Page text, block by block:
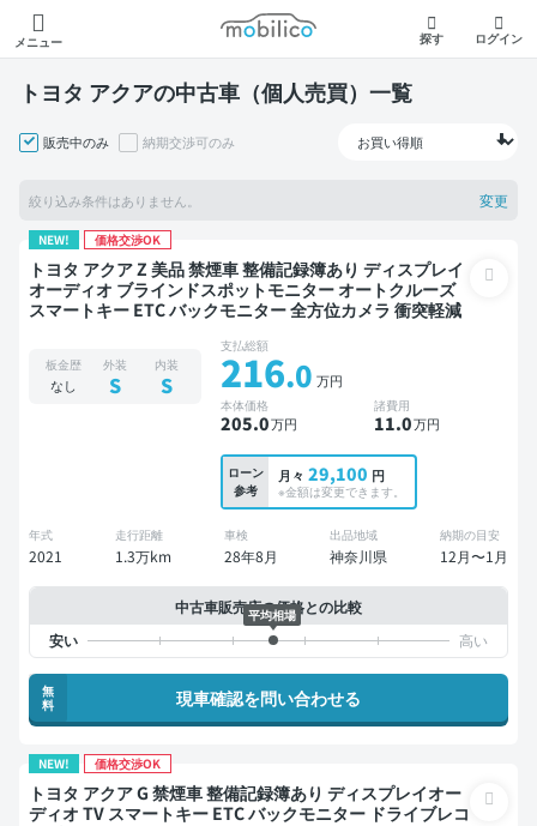
メニュー
モビリコ
探す ログイン
トヨタ アクアの中古車（個人売買）一覧
販売中のみ 納期交渉可のみ
絞り込み条件はありません。 変更
NEW! 価格交渉OK
トヨタ アクア Z 美品 禁煙車 整備記録簿あり ディスプレイ
オーディオ ブラインドスポットモニター オートクルーズ
スマートキー ETC バックモニター 全方位カメラ 衝突軽減
板金歴
なし
外装
S
内装
S
支払総額
216.0 万円
本体価格
205.0万円
諸費用
11.0万円
ローン
参考
月々 29,100 円
※金額は変更できます。
年式
2021
走行距離
1.3万km
車検
28年8月
出品地域
神奈川県
納期の目安
12月〜1月
中古車販売店の価格との比較
平均相場
無
料
現車確認を問い合わせる
NEW! 価格交渉OK
トヨタ アクア G 禁煙車 整備記録簿あり ディスプレイオー
ディオ TV スマートキー ETC バックモニター ドライブレコ